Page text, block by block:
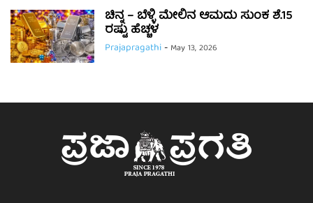
ಚಿನ್ನ – ಬೆಳ್ಳಿ ಮೇಲಿನ ಆಮದು ಸುಂಕ ಶೆ.15
ರಷ್ಟು ಹೆಚ್ಚಳ
Prajapragathi- May 13, 2026